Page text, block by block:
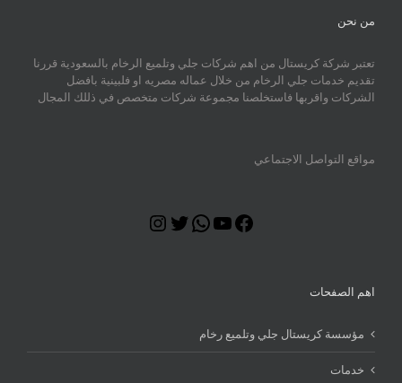
من نحن
تعتبر شركة كريستال من اهم شركات جلي وتلميع الرخام بالسعودية قررنا
تقديم خدمات جلي الرخام من خلال عماله مصريه او فلبينية بافضل
الشركات واقربها فاستخلصنا مجموعة شركات متخصص في ذللك المجال
مواقع التواصل الاجتماعي
Facebook
YouTube
WhatsApp
Twitter
اهم الصفحات
مؤسسة كريستال جلي وتلميع رخام
خدمات